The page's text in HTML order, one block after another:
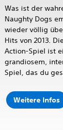
Was ist der
Naughty Dogs
wieder völlig
Hits von 2013.
Action-Spiel ist
grandiosem,
Spiel, das du
Weitere Infos